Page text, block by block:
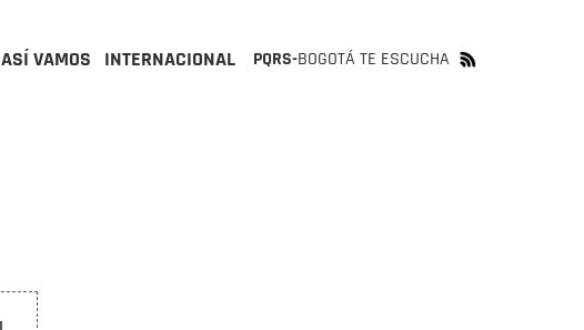
ASÍ VAMOS INTERNACIONAL PQRS-BOGOTÁ TE ESCUCHA